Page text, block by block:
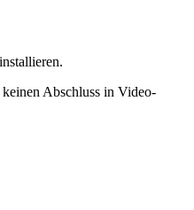
Abschluss in Video-